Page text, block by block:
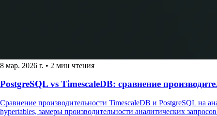
8 мар. 2026 г. • 2 мин чтения
PostgreSQL vs TimescaleDB: сравнение
Сравнение производительности TimescaleDB и PostgreSQL на
hypertables, замеры производительности аналитических